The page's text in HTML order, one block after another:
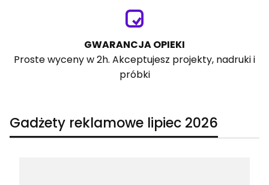
GWARANCJA OPIEKI
Proste wyceny w 2h. Akceptujesz projekty, nadruki i
próbki
Gadżety reklamowe lipiec 2026